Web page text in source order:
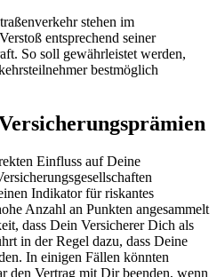
stehen im
entsprechend seiner
So soll gewährleistet werden,
bestmöglich
Einfluss auf Deine
Indikator für riskantes
Anzahl an Punkten angesammelt
dass Dein Versicherer Dich als
in der Regel dazu, dass Deine
In einigen Fällen könnten
den Vertrag mit Dir beenden, wenn